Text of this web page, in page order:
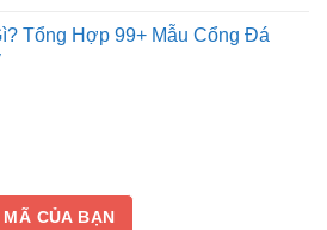
Tín⭐️✔️
Tổng Hợp 99+ Mẫu Cổng Đá
MÃ CỦA BẠN